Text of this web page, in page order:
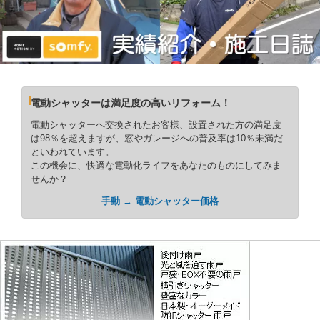
電動シャッターは満足度の高いリフォーム！
電動シャッターへ交換されたお客様、設置された方の満足度
は98％を超えますが、窓やガレージへの普及率は10％未満だ
といわれています。
この機会に、快適な電動化ライフをあなたのものにしてみま
せんか？
手動 → 電動シャッター価格